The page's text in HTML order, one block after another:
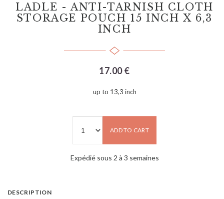
LADLE - ANTI-TARNISH CLOTH
STORAGE POUCH 15 INCH X 6,3
INCH
17.00 €
up to 13,3 inch
ADD TO CART
Expédié sous 2 à 3 semaines
DESCRIPTION